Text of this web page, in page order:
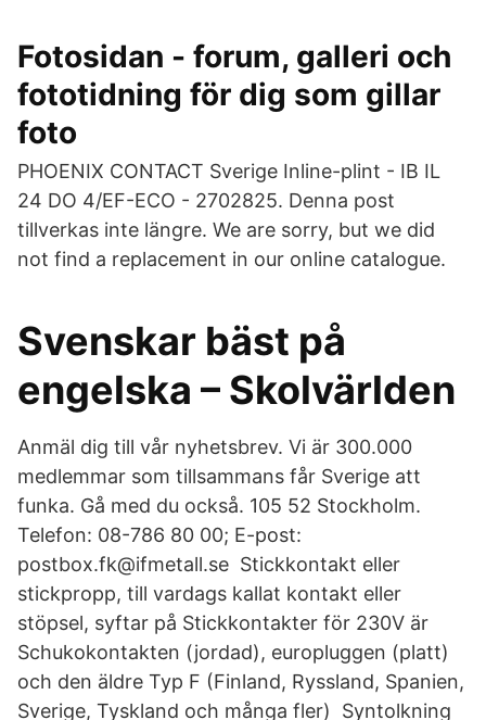
Fotosidan - forum, galleri och
fototidning för dig som gillar
foto
PHOENIX CONTACT Sverige Inline-plint - IB IL
24 DO 4/EF-ECO - 2702825. Denna post
tillverkas inte längre. We are sorry, but we did
not find a replacement in our online catalogue.
Svenskar bäst på
engelska – Skolvärlden
Anmäl dig till vår nyhetsbrev. Vi är 300.000
medlemmar som tillsammans får Sverige att
funka. Gå med du också. 105 52 Stockholm.
Telefon: 08-786 80 00; E-post:
postbox.fk@ifmetall.se Stickkontakt eller
stickpropp, till vardags kallat kontakt eller
stöpsel, syftar på Stickkontakter för 230V är
Schukokontakten (jordad), europluggen (platt)
och den äldre Typ F (Finland, Ryssland, Spanien,
Sverige, Tyskland och många fler) Syntolkning